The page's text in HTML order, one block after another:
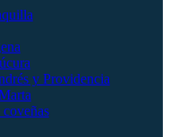
y Providencia